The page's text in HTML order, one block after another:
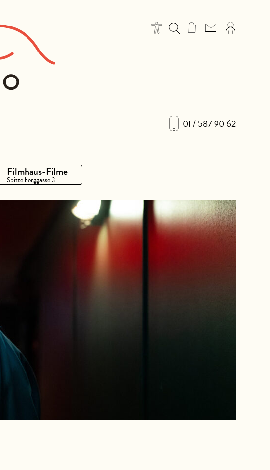
01 / 587 90 62
Filmhaus-Filme
Spittelberggasse 3